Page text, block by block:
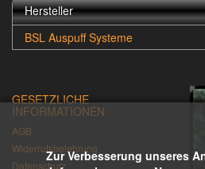
Zur Verbesserung unseres
Hersteller
BSL Auspuff Systeme
GESETZLICHE
INFORMATIONEN
AGB
Widerrufsbelehrung
Datenschutz